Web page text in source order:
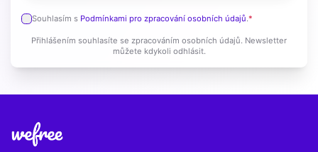
Souhlasím s Podmínkami pro zpracování osobních údajů.*
Přihlášením souhlasíte se zpracováním osobních údajů. Newsletter
můžete kdykoli odhlásit.